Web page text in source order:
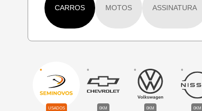
CARROS MOTOS ASSINATURA
USADOS 0KM 0KM
0KM